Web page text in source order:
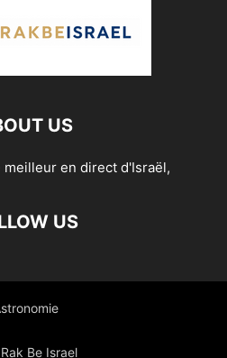
US
en direct d'Israël,
US
Be Israel